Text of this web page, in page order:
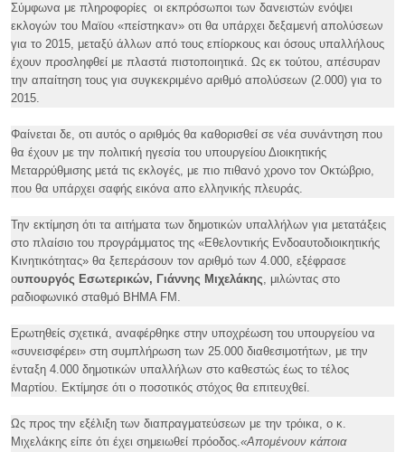
Σύμφωνα με πληροφορίες οι εκπρόσωποι των δανειστών ενόψει
εκλογών του Μαϊου «πείστηκαν» οτι θα υπάρχει δεξαμενή απολύσεων
για το 2015, μεταξύ άλλων από τους επίορκους και όσους υπαλλήλους
έχουν προσληφθεί με πλαστά πιστοποιητικά. Ως εκ τούτου, απέσυραν
την απαίτηση τους για συγκεκριμένο αριθμό απολύσεων (2.000) για το
2015.
Φαίνεται δε, οτι αυτός ο αριθμός θα καθορισθεί σε νέα συνάντηση που
θα έχουν με την πολιτική ηγεσία του υπουργείου Διοικητικής
Μεταρρύθμισης μετά τις εκλογές, με πιο πιθανό χρονο τον Οκτώβριο,
που θα υπάρχει σαφής εικόνα απο ελληνικής πλευράς.
Την εκτίμηση ότι τα αιτήματα των δημοτικών υπαλλήλων για μετατάξεις
στο πλαίσιο του προγράμματος της «Εθελοντικής Ενδοαυτοδιοικητικής
Κινητικότητας» θα ξεπεράσουν τον αριθμό των 4.000, εξέφρασε
ουπουργός Εσωτερικών, Γιάννης Μιχελάκης, μιλώντας στο
ραδιοφωνικό σταθμό ΒΗΜΑ FM.
Ερωτηθείς σχετικά, αναφέρθηκε στην υποχρέωση του υπουργείου να
«συνεισφέρει» στη συμπλήρωση των 25.000 διαθεσιμοτήτων, με την
ένταξη 4.000 δημοτικών υπαλλήλων στο καθεστώς έως το τέλος
Μαρτίου. Εκτίμησε ότι ο ποσοτικός στόχος θα επιτευχθεί.
Ως προς την εξέλιξη των διαπραγματεύσεων με την τρόικα, ο κ.
Μιχελάκης είπε ότι έχει σημειωθεί πρόοδος.«Απομένουν κάποια